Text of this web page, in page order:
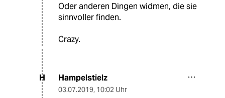
Oder anderen Dingen widmen, die sie
sinnvoller finden.
Crazy.
H Hampelstielz
03.07.2019, 10:02 Uhr